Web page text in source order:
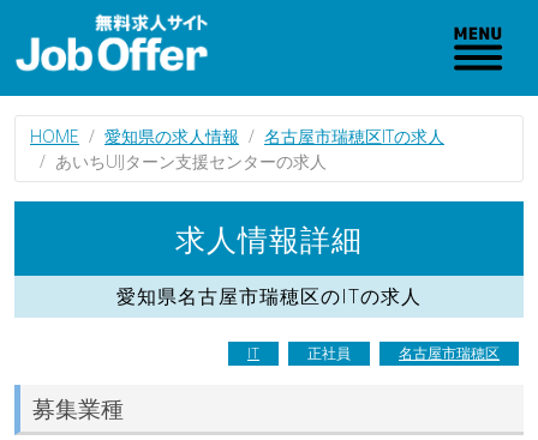
HOME 愛知県の求人情報
名古屋市瑞穂区ITの求人
あいちUIJターン支援センターの求人
求人情報詳細
愛知県名古屋市瑞穂区のITの求人
IT 正社員 名古屋市瑞穂区
募集業種